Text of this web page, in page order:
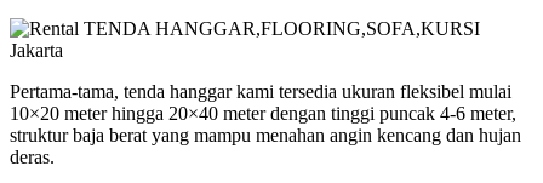
Pertama-tama, tenda hanggar kami tersedia ukuran fleksibel mulai
10×20 meter hingga 20×40 meter dengan tinggi puncak 4-6 meter,
struktur baja berat yang mampu menahan angin kencang dan hujan
deras.